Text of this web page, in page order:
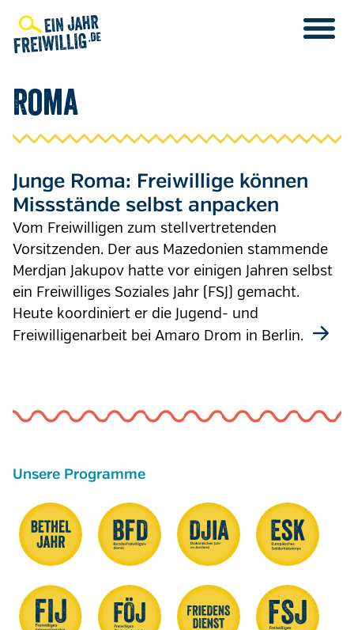
zum
Inhalt
Roma
Junge Roma: Freiwillige können
Missstände selbst anpacken
Vom Freiwilligen zum stellvertretenden
Vorsitzenden. Der aus Mazedonien stammende
Merdjan Jakupov hatte vor einigen Jahren selbst
ein Freiwilliges Soziales Jahr (FSJ) gemacht.
Heute koordiniert er die Jugend- und
Freiwilligenarbeit bei Amaro Drom in Berlin.
Unsere Programme